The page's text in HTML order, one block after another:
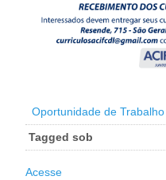
Oportunidade de Trabalho
Tagged sob
Acesse